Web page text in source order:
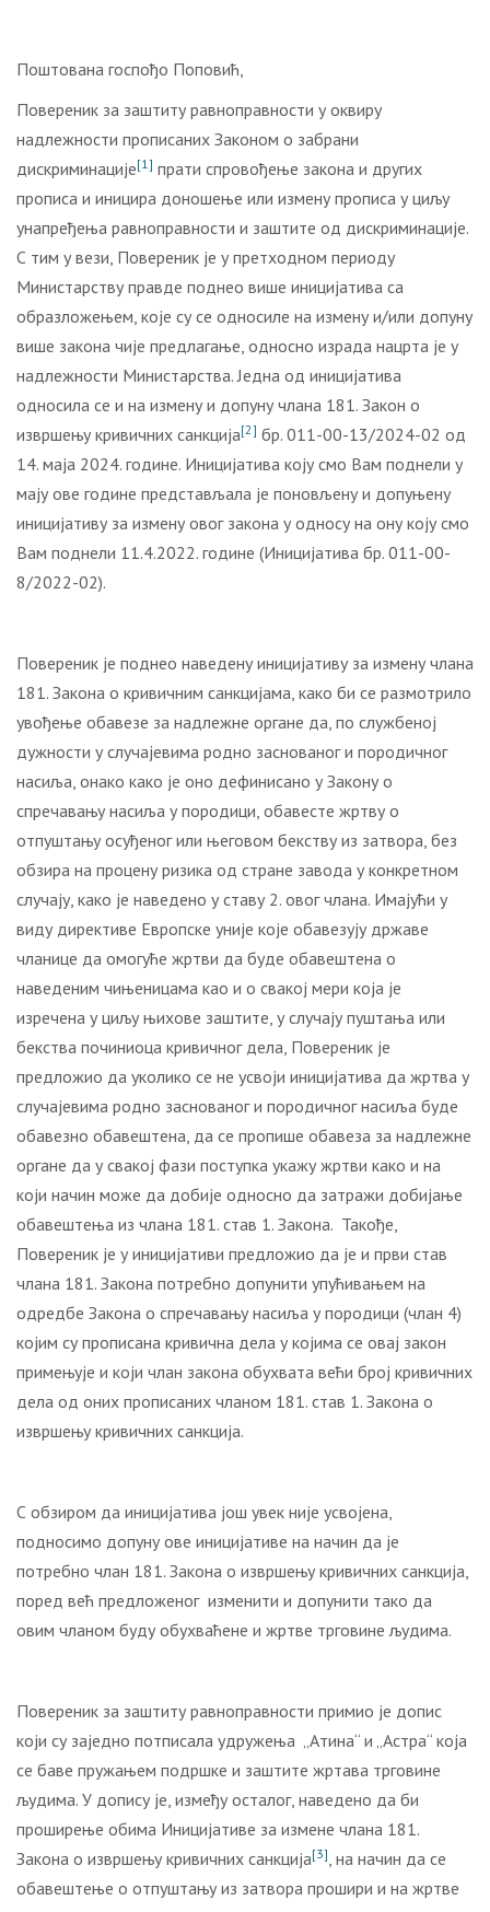
Поштована госпођо Поповић,
Повереник за заштиту равноправности у оквиру
надлежности прописаних Законом о забрани
дискриминације[1] прати спровођење закона и других
прописа и иницира доношење или измену прописа у циљу
унапређења равноправности и заштите од дискриминације.
С тим у вези, Повереник је у претходном периоду
Министарству правде поднео више иницијатива са
образложењем, које су се односиле на измену и/или допуну
више закона чије предлагање, односно израда нацрта је у
надлежности Министарства. Једна од иницијатива
односила се и на измену и допуну члана 181. Закон о
извршењу кривичних санкција[2] бр. 011-00-13/2024-02 од
14. маја 2024. године. Иницијатива коју смо Вам поднели у
мају ове године представљала је поновљену и допуњену
иницијативу за измену овог закона у односу на ону коју смо
Вам поднели 11.4.2022. године (Иницијатива бр. 011-00-
8/2022-02).
Повереник је поднео наведену иницијативу за измену члана
181. Закона о кривичним санкцијама, како би се размотрило
увођење обавезе за надлежне органе да, по службеној
дужности у случајевима родно заснованог и породичног
насиља, онако како је оно дефинисано у Закону о
спречавању насиља у породици, обавесте жртву о
отпуштању осуђеног или његовом бекству из затвора, без
обзира на процену ризика од стране завода у конкретном
случају, како је наведено у ставу 2. овог члана. Имајући у
виду директиве Европске уније које обавезују државе
чланице да омогуће жртви да буде обавештена о
наведеним чињеницама као и о свакој мери која је
изречена у циљу њихове заштите, у случају пуштања или
бекства починиоца кривичног дела, Повереник је
предложио да уколико се не усвоји иницијатива да жртва у
случајевима родно заснованог и породичног насиља буде
обавезно обавештена, да се пропише обавеза за надлежне
органе да у свакој фази поступка укажу жртви како и на
који начин може да добије односно да затражи добијање
обавештења из члана 181. став 1. Закона. Такође,
Повереник је у иницијативи предложио да је и први став
члана 181. Закона потребно допунити упућивањем на
одредбе Закона о спречавању насиља у породици (члан 4)
којим су прописана кривична дела у којима се овај закон
примењује и који члан закона обухвата већи број кривичних
дела од оних прописаних чланом 181. став 1. Закона о
извршењу кривичних санкција.
С обзиром да иницијатива још увек није усвојена,
подносимо допуну ове иницијативе на начин да је
потребно члан 181. Закона о извршењу кривичних санкција,
поред већ предложеног изменити и допунити тако да
овим чланом буду обухваћене и жртве трговине људима.
Повереник за заштиту равноправности примио је допис
који су заједно потписала удружења „Атина“ и „Астра“ која
се баве пружањем подршке и заштите жртава трговине
људима. У допису је, између осталог, наведено да би
проширење обима Иницијативе за измене члана 181.
Закона о извршењу кривичних санкција[3], на начин да се
обавештење о отпуштању из затвора прошири и на жртве